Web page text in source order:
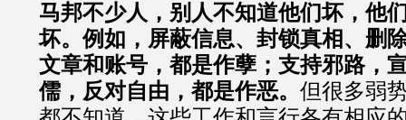
马邦不少人，别人不知道他们坏，他
坏。例如，屏蔽信息、封锁真相、删
文章和账号，都是作孽；支持邪路，
儒，反对自由，都是作恶。 但很多弱